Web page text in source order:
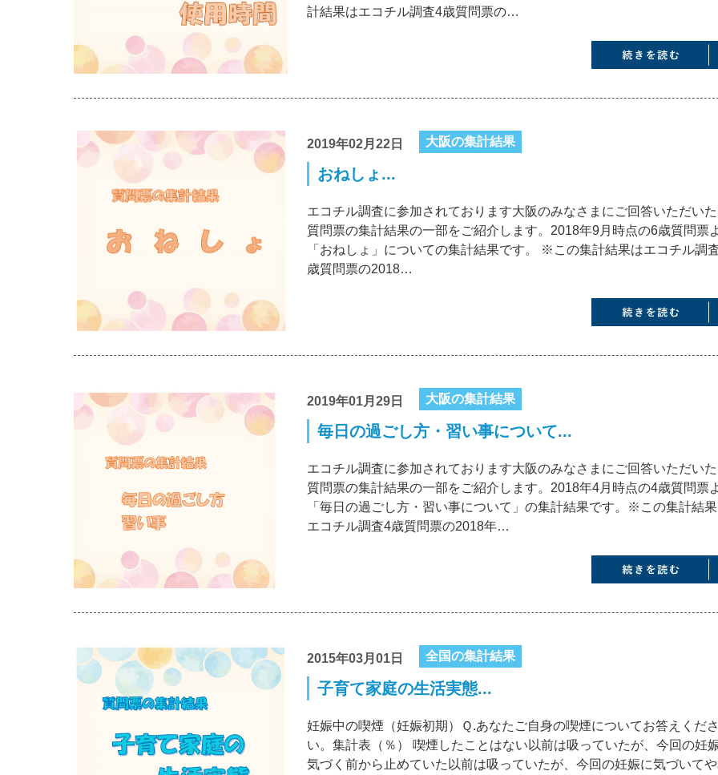
計結果はエコチル調査4歳質問票の…
2019年02月22日 大阪の集計結果
おねしょ...
エコチル調査に参加されております大阪のみなさまにご回答いただい
質問票の集計結果の一部をご紹介します。2018年9月時点の6歳質問票
「おねしょ」についての集計結果です。 ※この集計結果はエコチル調
歳質問票の2018…
2019年01月29日 大阪の集計結果
毎日の過ごし方・習い事について...
エコチル調査に参加されております大阪のみなさまにご回答いただい
質問票の集計結果の一部をご紹介します。2018年4月時点の4歳質問票
「毎日の過ごし方・習い事について」の集計結果です。※この集計結
エコチル調査4歳質問票の2018年…
2015年03月01日 全国の集計結果
子育て家庭の生活実態...
妊娠中の喫煙（妊娠初期）Ｑ.あなたご自身の喫煙についてお答えくだ
い。集計表（％） 喫煙したことはない以前は吸っていたが、今回の妊
気づく前から止めていた以前は吸っていたが、今回の妊娠に気づいて